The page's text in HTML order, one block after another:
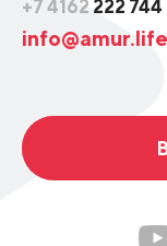
+7 4162 222 744
info@amur.life